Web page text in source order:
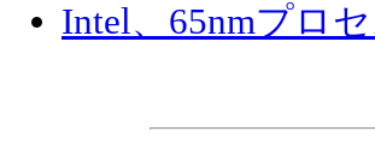
Intel、65nmプロ